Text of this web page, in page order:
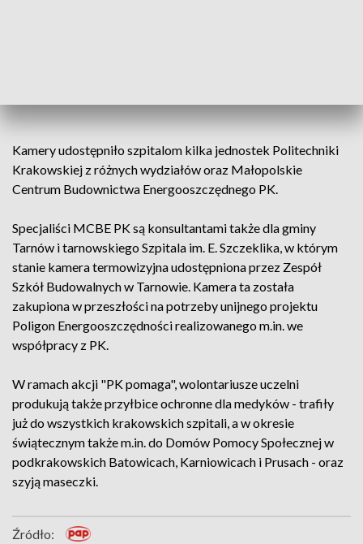
Kamery udostępniło szpitalom kilka jednostek Politechniki
Krakowskiej z różnych wydziałów oraz Małopolskie
Centrum Budownictwa Energooszczędnego PK.
Specjaliści MCBE PK są konsultantami także dla gminy
Tarnów i tarnowskiego Szpitala im. E. Szczeklika, w którym
stanie kamera termowizyjna udostępniona przez Zespół
Szkół Budowalnych w Tarnowie. Kamera ta została
zakupiona w przeszłości na potrzeby unijnego projektu
Poligon Energooszczędności realizowanego m.in. we
współpracy z PK.
W ramach akcji "PK pomaga", wolontariusze uczelni
produkują także przyłbice ochronne dla medyków - trafiły
już do wszystkich krakowskich szpitali, a w okresie
świątecznym także m.in. do Domów Pomocy Społecznej w
podkrakowskich Batowicach, Karniowicach i Prusach - oraz
szyją maseczki.
Źródło: